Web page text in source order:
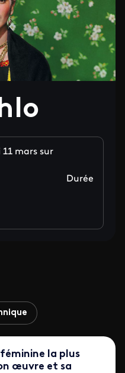
mars sur
Durée
la plus
œuvre et sa